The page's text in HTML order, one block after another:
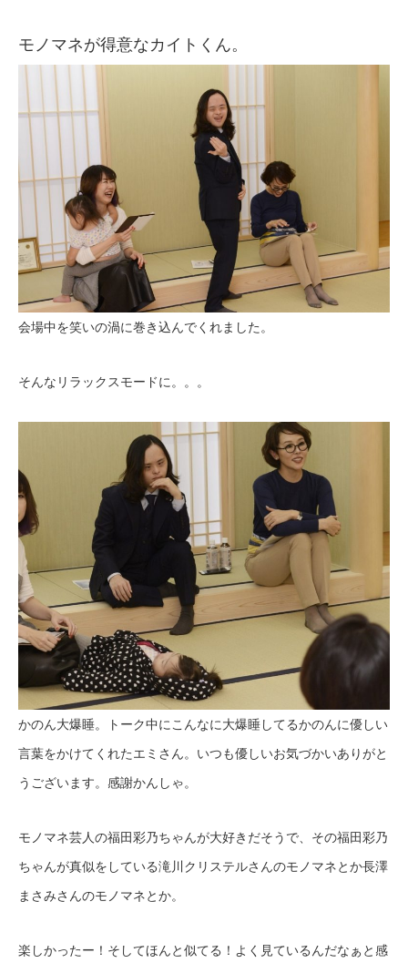
モノマネが得意なカイトくん。
会場中を笑いの渦に巻き込んでくれました。
そんなリラックスモードに。。。
かのん大爆睡。トーク中にこんなに大爆睡してるかのんに優しい
言葉をかけてくれたエミさん。いつも優しいお気づかいありがと
うございます。感謝かんしゃ。
モノマネ芸人の福田彩乃ちゃんが大好きだそうで、その福田彩乃
ちゃんが真似をしている滝川クリステルさんのモノマネとか長澤
まさみさんのモノマネとか。
楽しかったー！そしてほんと似てる！よく見ているんだなぁと感